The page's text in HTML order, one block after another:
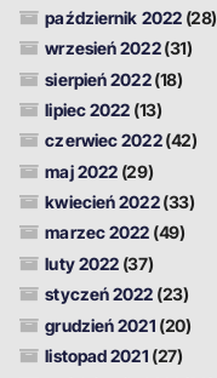
październik 2022(28)
wrzesień 2022(31)
sierpień 2022(18)
lipiec 2022 (13)
czerwiec 2022(42)
maj 2022 (29)
kwiecień 2022(33)
marzec 2022 (49)
luty 2022 (37)
styczeń 2022 (23)
grudzień 2021 (20)
listopad 2021 (27)